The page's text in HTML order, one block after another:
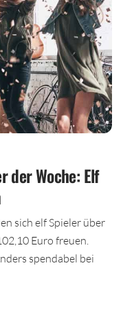
der Woche: Elf
sich elf Spieler über
Euro freuen.
spendabel bei